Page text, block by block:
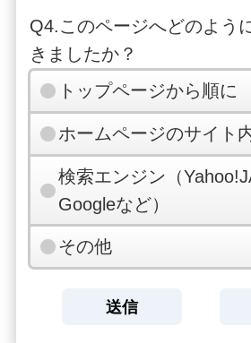
Q4.このページへどのよう
きましたか？
トップページから順に
ホームページのサイト
検索エンジン（
Googleなど）
その他